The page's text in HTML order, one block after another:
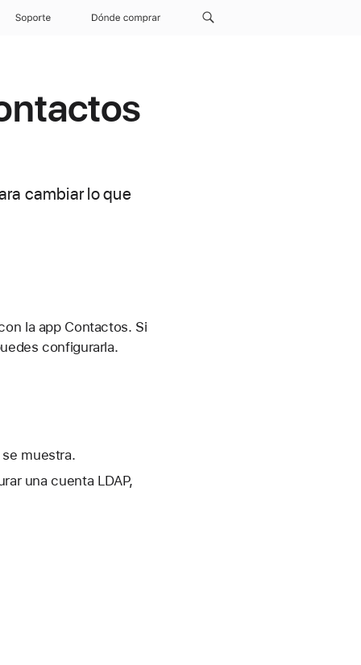
Soporte Dónde comprar
cambiar lo que
la app Contactos. Si
configurarla.
muestra.
una cuenta LDAP,